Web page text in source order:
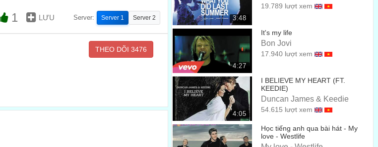
Gonna need a spark to ignite
Ta sẽ cần một tia lửa để đốt lên
My songs know what you did in the dark
Những bài hát của ta biết mi đã làm gì trong đêm tối
So light em up-up-up
Vậy thì đốt hết đi!
Light em up-up-up
Đốt hết đi
00:52
I'm on fire
1 LƯU Server: Server 1 Server 2
THEO DÕI 3476
3:48
19.789 lượt xem
4:27
It's my life
Bon Jovi
17.940 lượt xem
4:05
I BELIEVE MY HEART (FT.
KEEDIE)
Duncan James & Keedie
54.615 lượt xem
Học tiếng anh qua bài hát - My
love - Westlife